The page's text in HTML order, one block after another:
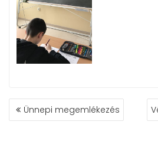
BEJEGYZÉS
NAVIGÁCIÓ
Ünnepi megemlékezés